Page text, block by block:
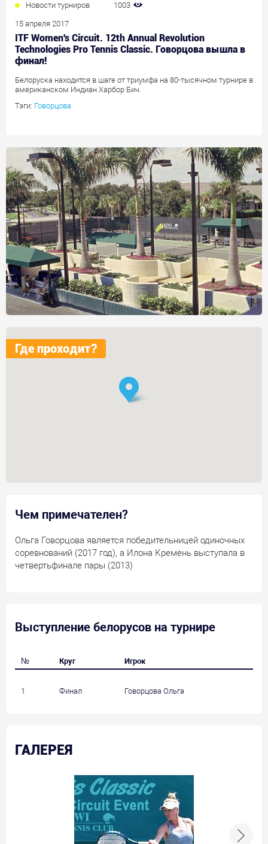
Новости турниров 1003
15 апреля 2017
ITF Women's Circuit. 12th Annual Revolution
Technologies Pro Tennis Classic. Говорцова вышла в
финал!
Белоруска находится в шаге от триумфа на 80-тысячном турнире в
американском Индиан Харбор Бич.
Тэги: Говорцова
Где проходит?
Чем примечателен?
Ольга Говорцова является победительницей одиночных
соревнований (2017 год), а Илона Кремень выступала в
четвертьфинале пары (2013)
Выступление белорусов на турнире
№ Круг Игрок
1 Финал Говорцова Ольга
ГАЛЕРЕЯ